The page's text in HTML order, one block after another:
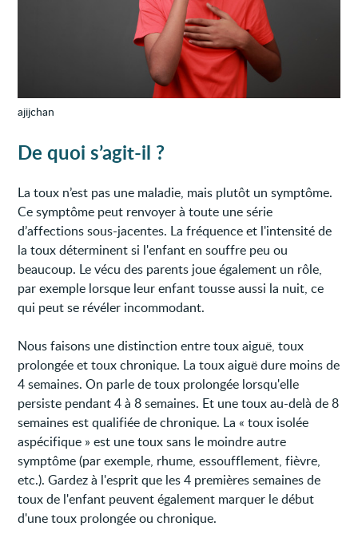
ajijchan
De quoi s’agit-il ?
La toux n’est pas une maladie, mais plutôt un symptôme.
Ce symptôme peut renvoyer à toute une série
d’affections sous-jacentes. La fréquence et l'intensité de
la toux déterminent si l'enfant en souffre peu ou
beaucoup. Le vécu des parents joue également un rôle,
par exemple lorsque leur enfant tousse aussi la nuit, ce
qui peut se révéler incommodant.
Nous faisons une distinction entre toux aiguë, toux
prolongée et toux chronique. La toux aiguë dure moins de
4 semaines. On parle de toux prolongée lorsqu'elle
persiste pendant 4 à 8 semaines. Et une toux au-delà de 8
semaines est qualifiée de chronique. La « toux isolée
aspécifique » est une toux sans le moindre autre
symptôme (par exemple, rhume, essoufflement, fièvre,
etc.). Gardez à l'esprit que les 4 premières semaines de
toux de l'enfant peuvent également marquer le début
d'une toux prolongée ou chronique.